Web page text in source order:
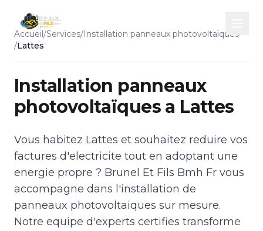
Accueil/Services/Installation panneaux photovoltaïques
/Lattes
Installation panneaux
photovoltaïques a Lattes
Vous habitez Lattes et souhaitez reduire vos
factures d'electricite tout en adoptant une
energie propre ? Brunel Et Fils Bmh Fr vous
accompagne dans l'installation de
panneaux photovoltaiques sur mesure.
Notre equipe d'experts certifies transforme